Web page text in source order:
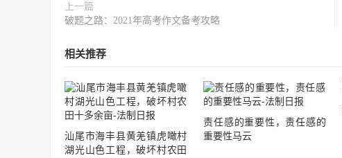
上一篇
破题之路：2021年高考作文备考攻略
相关推荐
汕尾市海丰县黄羌镇虎噉村
湖光山色工程，破坏村农田
责任感的重要性，责任感的
重要性马云